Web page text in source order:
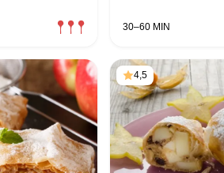
30–60 MIN
4,5